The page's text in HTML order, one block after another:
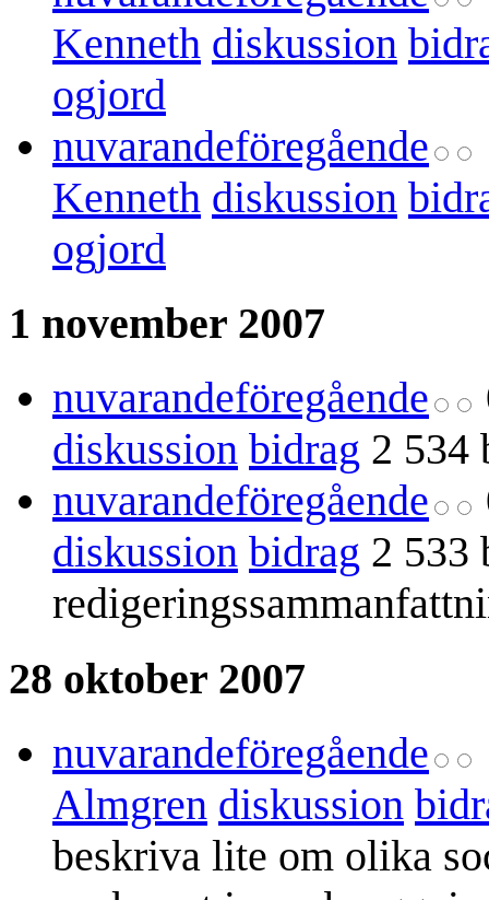
Kenneth diskussion
ogjord
nuvarandeföregående
Kenneth diskussion
ogjord
1 november 2007
nuvarandeföregående
diskussion bidrag 2 534
nuvarandeföregående
diskussion bidrag 2 533
28 oktober 2007
nuvarandeföregående
Almgren diskussion
beskriva lite om olika